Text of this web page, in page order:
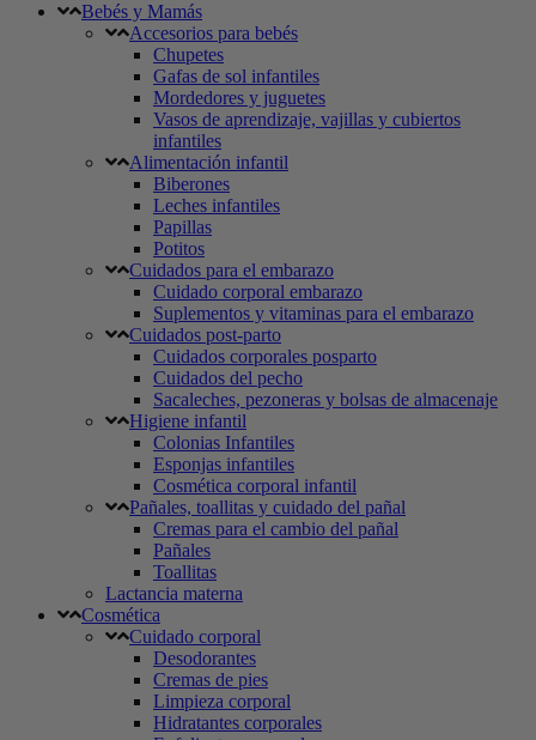
Bebés y Mamás
Accesorios para bebés
Chupetes
Gafas de sol infantiles
Mordedores y juguetes
Vasos de aprendizaje, vajillas y cubiertos
infantiles
Alimentación infantil
Biberones
Leches infantiles
Papillas
Potitos
Cuidados para el embarazo
Cuidado corporal embarazo
Suplementos y vitaminas para el embarazo
Cuidados post-parto
Cuidados corporales posparto
Cuidados del pecho
Sacaleches, pezoneras y bolsas de almacenaje
Higiene infantil
Colonias Infantiles
Esponjas infantiles
Cosmética corporal infantil
Pañales, toallitas y cuidado del pañal
Cremas para el cambio del pañal
Pañales
Toallitas
Lactancia materna
Cosmética
Cuidado corporal
Desodorantes
Cremas de pies
Limpieza corporal
Hidratantes corporales